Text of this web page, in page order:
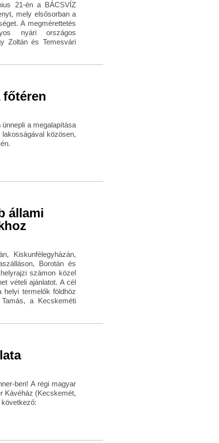
21-én a BÁCSVÍZ
mely elsősorban a
A megmérettetés
nyári országos
Zoltán és Temesvári
főtéren
a megalapítása
közösen,
állami
Kiskunfélegyházán,
Borotán és
számon közel
vételi ajánlatot. A cél
termelők földhöz
a Kecskeméti
ben! A régi magyar
Kávéház (Kecskemét,